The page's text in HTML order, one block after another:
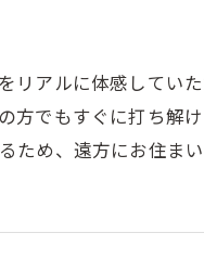
アルに体感してい
でもすぐに打ち解
め、遠方にお住ま